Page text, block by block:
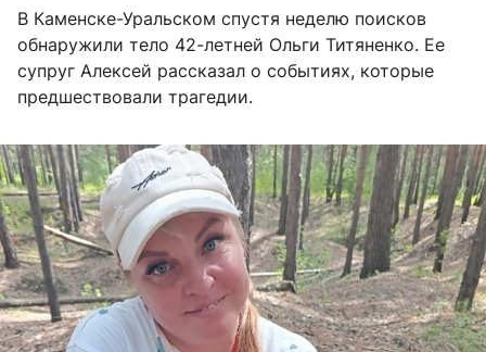
В Каменске-Уральском спустя неделю поисков
обнаружили тело 42-летней Ольги Титяненко. Ее
супруг Алексей рассказал о событиях, которые
предшествовали трагедии.